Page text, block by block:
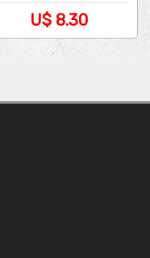
U$ 8.30